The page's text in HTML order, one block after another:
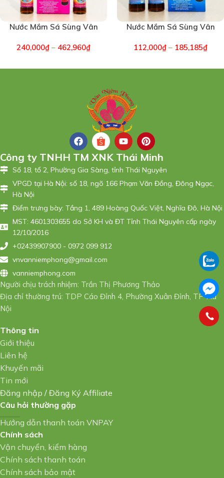
Nước Mắm Sá Sùng Vân
Hộp 2 Chai (3314)
240,000₫ – 462,960₫
Nước Mắm Sá Sùng Vân
Hộp 2 Chai (3334)
112,000₫ – 185,185₫
Công ty TNHH TM XNK Thái Minh
Số 18, tổ 2, Phường Gia Sàng, tỉnh Thái Nguyên
VPGD tại Hà Nội: số 18, ngõ 166 Phạm Văn Đồng, Đông Ngạc,
Hà Nội
Điểm trưng bày: Tầng 1, 489 Hoàng Quốc Việt, Nghĩa Đô, Hà Nội
MST: 4601303655 do Sở KH và ĐT Tỉnh Thái Nguyên cấp ngày
12/10/2016
+02439907900 - 0972 099 912
vnvanniemphong@gmail.com
vanniemphong.com
Người chịu trách nhiệm: Trần Thị Phương Thảo
Địa chỉ thường trú: TDP Cáo Đỉnh 4, Phường Xuân Đỉnh, TP Hà
Nội
Thông tin
Giới thiệu
Liên hệ
Khuyến mãi
Tin mới
Đăng nhập / Đăng Ký Affiliate
Câu hỏi thường gặp
Hướng dẫn thanh toán VNPAY
Chính sách
Vận chuyển, kiểm hàng
Chính sách thanh toán
Chính sách bảo mật